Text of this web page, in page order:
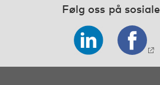
Følg oss på